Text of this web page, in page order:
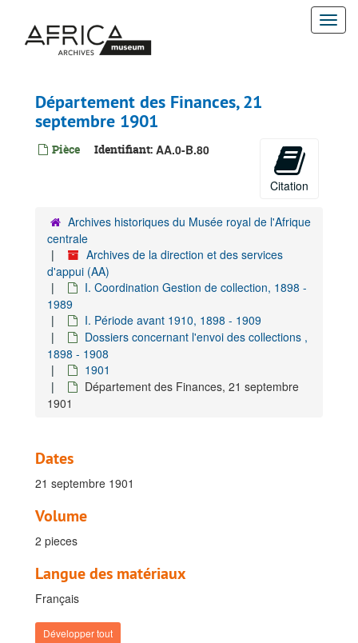
contenu
Département des Finances, 21
septembre 1901
Pièce Identifiant: AA.0-B.80
Citation
Archives historiques du Musée royal de l'Afrique
centrale
Archives de la direction et des services
d'appui (AA)
I. Coordination Gestion de collection, 1898 -
1989
I. Période avant 1910, 1898 - 1909
Dossiers concernant l'envoi des collections ,
1898 - 1908
1901
Département des Finances, 21 septembre
1901
Dates
21 septembre 1901
Volume
2 pieces
Langue des matériaux
Français
Développer tout
Archives de la direction et des services d'appui
A. Gestion administrative-juridique, 1895-1960
C. Gestion financière du patrimoine, 1908-1909
E. Coordination initiatives de collaboration, 1963-1989
F. Gestion du personnel
G. Gestion ICT
H. Coördination Stratégique
I. Coordination Gestion de collection, 1898-1989
I. Période avant 1910, 1898-1909
Dossiers concernant l'envoi des collections, 1898-1908
Verdick, Edgard, 31 mars 1901